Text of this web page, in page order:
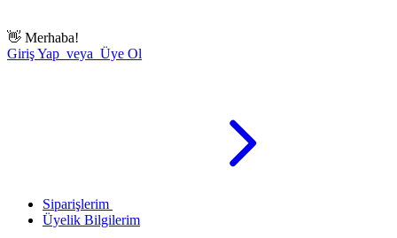
👋 Merhaba!
Giriş Yap veya Üye Ol
Siparişlerim
Üyelik Bilgilerim